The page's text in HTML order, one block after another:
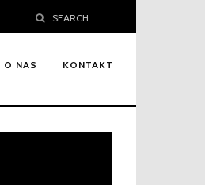
SEARCH
O NAS KONTAKT